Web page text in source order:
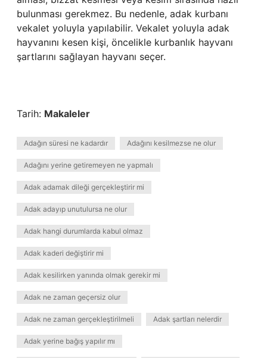
bulunması gerekmez. Bu nedenle, adak kurbanı
vekalet yoluyla yapılabilir. Vekalet yoluyla adak
hayvanını kesen kişi, öncelikle kurbanlık hayvanı
şartlarını sağlayan hayvanı seçer.
Tarih: Makaleler
Adağın süresi ne kadardır Adağını kesilmezse ne olur
Adağını yerine getiremeyen ne yapmalı
Adak adamak dileği gerçekleştirir mi
Adak adayıp unutulursa ne olur
Adak hangi durumlarda kabul olmaz
Adak kaderi değiştirir mi
Adak kesilirken yanında olmak gerekir mi
Adak ne zaman geçersiz olur
Adak ne zaman gerçekleştirilmeli Adak şartları nelerdir
Adak yerine bağış yapılır mı